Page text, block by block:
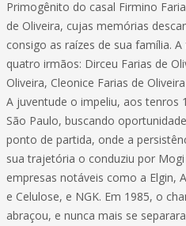
Primogênito do casal Firmino
de Oliveira, cujas memórias
consigo as raízes de sua família.
quatro irmãos: Dirceu Farias de
Oliveira, Cleonice Farias de
A juventude o impeliu, aos tenros
São Paulo, buscando
ponto de partida, onde a
sua trajetória o conduziu por
empresas notáveis como a Elgin,
e Celulose, e NGK. Em 1985, o
abraçou, e nunca mais se